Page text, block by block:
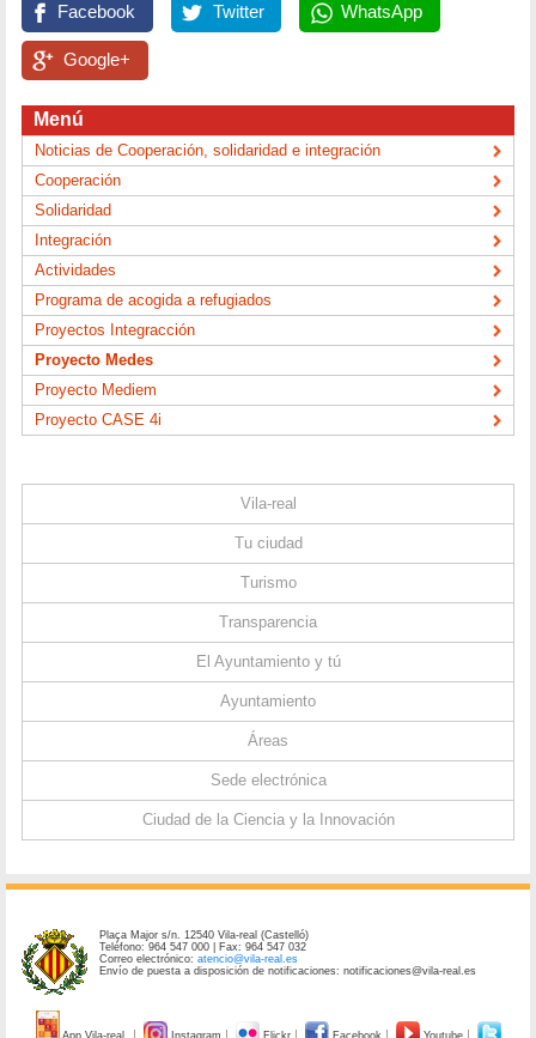
Facebook Twitter WhatsApp
Google+
Menú
Noticias de Cooperación, solidaridad e integración
Cooperación
Solidaridad
Integración
Actividades
Programa de acogida a refugiados
Proyectos Integracción
Proyecto Medes
Proyecto Mediem
Proyecto CASE 4i
Vila-real
Tu ciudad
Turismo
Transparencia
El Ayuntamiento y tú
Ayuntamiento
Áreas
Sede electrónica
Ciudad de la Ciencia y la Innovación
Plaça Major s/n. 12540 Vila-real (Castelló)
Teléfono: 964 547 000 | Fax: 964 547 032
Correo electrónico:atencio@vila-real.es
Envío de puesta a disposición de notificaciones: notificaciones@vila-real.es
App Vila-real Instagram Flickr Facebook Youtube